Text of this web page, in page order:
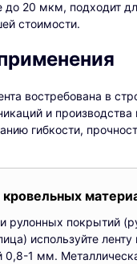
до 20 мкм, подходит
стоимости.
востребована в
и производства
гибкости,
рулонных покрытий
используйте
1 мм.